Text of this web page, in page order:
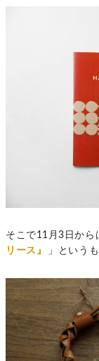
そこで11月3日から
リース』
」という